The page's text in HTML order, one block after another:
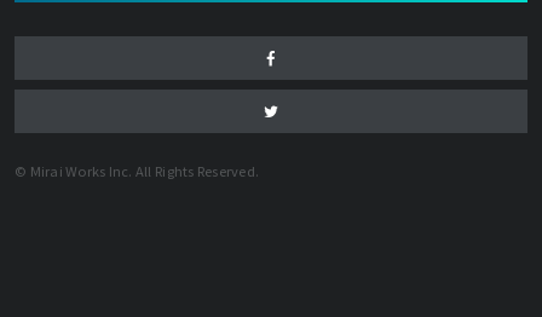
© Mirai Works Inc. All Rights Reserved.